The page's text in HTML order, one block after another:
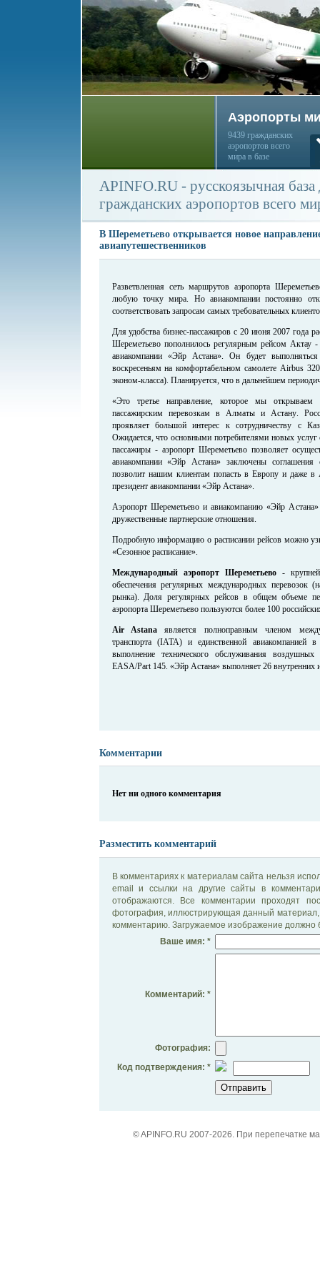
Аэропорты
9439 гражданских
аэропортов всего
мира в базе
APINFO.RU - русскоязычная
гражданских аэропортов всего
В Шереметьево открывается новое
авиапутешественников
Разветвленная сеть маршрутов аэропорта
любую точку мира. Но авиакомпании постоянно
соответствовать запросам самых требовательных
Для удобства бизнес-пассажиров с 20 июня 2007 года
Шереметьево пополнилось регулярным рейсом
авиакомпании «Эйр Астана». Он будет
воскресеньям на комфортабельном самолете Airbus
эконом-класса). Планируется, что в дальнейшем
«Это третье направление, которое мы
пассажирским перевозкам в Алматы и Астану.
проявляет большой интерес к сотрудничеству с
Ожидается, что основными потребителями новых услуг
пассажиры - аэропорт Шереметьево позволяет
авиакомпании «Эйр Астана» заключены соглашения
позволит нашим клиентам попасть в Европу и даже
президент авиакомпании «Эйр Астана».
Аэропорт Шереметьево и авиакомпанию «Эйр
дружественные партнерские отношения.
Подробную информацию о расписании рейсов можно
«Сезонное расписание».
Международный аэропорт Шереметьево-
обеспечения регулярных международных перевозок
рынка). Доля регулярных рейсов в общем объеме
аэропорта Шереметьево пользуются более 100
Air Astanaявляется полноправным членом
транспорта (IATA) и единственной авиакомпанией в
выполнение технического обслуживания
EASA/Part 145. «Эйр Астана» выполняет 26 внутренних
Комментарии
Нет ни одного комментария
Разместить комментарий
В комментариях к материалам сайта нельзя
email и ссылки на другие сайты в
отображаются. Все комментарии проходят
фотография, иллюстрирующая данный материал,
комментарию. Загружаемое изображение должно
Ваше имя: *
Комментарий: *
Фотография:
Код подтверждения: *
© APINFO.RU 2007-2026. При перепечатке